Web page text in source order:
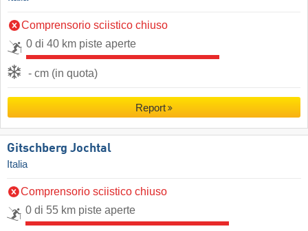
Comprensorio sciistico chiuso
0 di 40 km piste aperte
- cm (in quota)
Report
Gitschberg Jochtal
Italia
Comprensorio sciistico chiuso
0 di 55 km piste aperte